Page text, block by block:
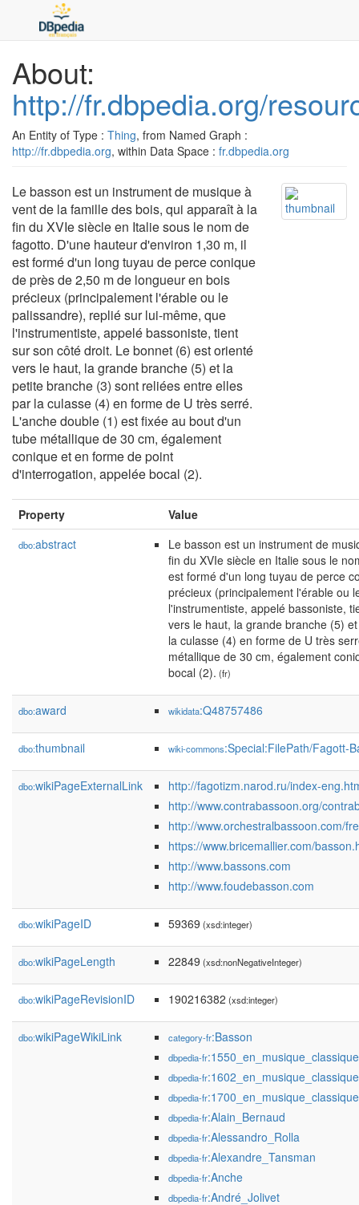
About:
http://fr.dbpedia.org/
An Entity of Type : Thing, from Named Graph :
http://fr.dbpedia.org, within Data Space : fr.dbpedia.org
Le basson est un instrument de musique à
vent de la famille des bois, qui apparaît à la
fin du XVIe siècle en Italie sous le nom de
fagotto. D'une hauteur d'environ 1,30 m, il
est formé d'un long tuyau de perce conique
de près de 2,50 m de longueur en bois
précieux (principalement l'érable ou le
palissandre), replié sur lui-même, que
l'instrumentiste, appelé bassoniste, tient
sur son côté droit. Le bonnet (6) est orienté
vers le haut, la grande branche (5) et la
petite branche (3) sont reliées entre elles
par la culasse (4) en forme de U très serré.
L'anche double (1) est fixée au bout d'un
tube métallique de 30 cm, également
conique et en forme de point
d'interrogation, appelée bocal (2).
Property Value
dbo:abstract
Le basson est un instrument de
fin du XVIe siècle en Italie sous le
est formé d'un long tuyau de perce
précieux (principalement l'érable ou
l'instrumentiste, appelé bassoniste,
vers le haut, la grande branche (5)
la culasse (4) en forme de U très
métallique de 30 cm, également
bocal (2). (fr)
dbo:award wikidata:Q48757486
dbo:thumbnail wiki-commons:Special:FilePath/Fagott-
dbo:wikiPageExternalLink
http://fagotizm.narod.ru/index-
http://www.contrabassoon.org/
http://www.orchestralbassoon.com/
https://www.bricemallier.com/
http://www.bassons.com
http://www.foudebasson.com
dbo:wikiPageID 59369 (xsd:integer)
dbo:wikiPageLength 22849 (xsd:nonNegativeInteger)
dbo:wikiPageRevisionID 190216382 (xsd:integer)
dbo:wikiPageWikiLink category-fr:Basson
dbpedia-fr:1550_en_musique_classique
dbpedia-fr:1602_en_musique_classique
dbpedia-fr:1700_en_musique_classique
dbpedia-fr:Alain_Bernaud
dbpedia-fr:Alessandro_Rolla
dbpedia-fr:Alexandre_Tansman
dbpedia-fr:Anche
dbpedia-fr:André_Jolivet